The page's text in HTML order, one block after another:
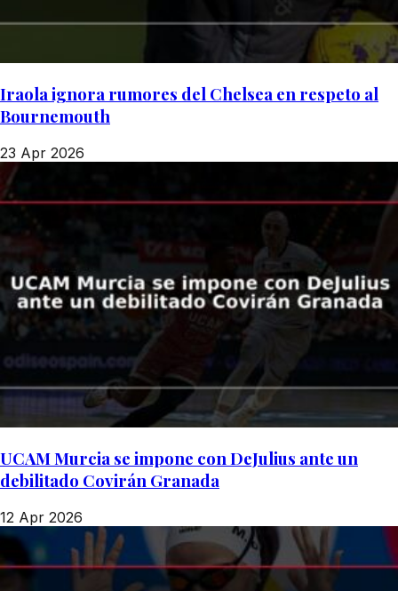
Iraola ignora rumores del Chelsea en respeto al
Bournemouth
23 Apr 2026
UCAM Murcia se impone con DeJulius ante un
debilitado Covirán Granada
12 Apr 2026